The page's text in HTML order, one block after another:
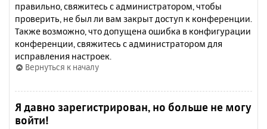
правильно, свяжитесь с администратором, чтобы
проверить, не был ли вам закрыт доступ к конференции.
Также возможно, что допущена ошибка в конфигурации
конференции, свяжитесь с администратором для
исправления настроек.
Вернуться к началу
Я давно зарегистрирован, но больше не могу
войти!